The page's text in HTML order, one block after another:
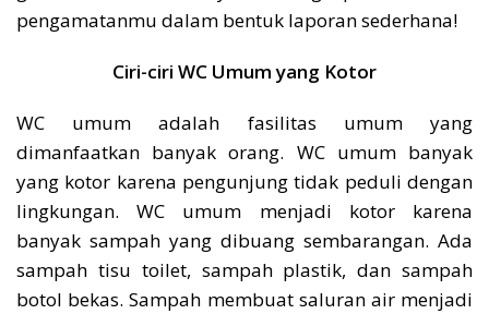
pengamatanmu dalam bentuk laporan sederhana!
Ciri-ciri WC Umum yang Kotor
WC umum adalah fasilitas umum yang
dimanfaatkan banyak orang. WC umum banyak
yang kotor karena pengunjung tidak peduli dengan
lingkungan. WC umum menjadi kotor karena
banyak sampah yang dibuang sembarangan. Ada
sampah tisu toilet, sampah plastik, dan sampah
botol bekas. Sampah membuat saluran air menjadi